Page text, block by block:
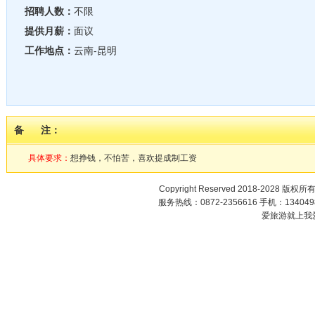
招聘人数： 不限
提供月薪： 面议
工作地点： 云南-昆明
备 注：
具体要求： 想挣钱，不怕苦，喜欢提成制工资
Copyright Reserved 2018-2028 版权所
服务热线：0872-2356616 手机：
爱旅游就上我